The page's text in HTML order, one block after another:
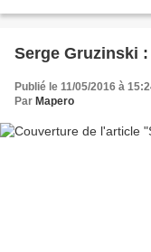
Serge Gruzinski
Publié le 11/05/2016 à
Par Mapero